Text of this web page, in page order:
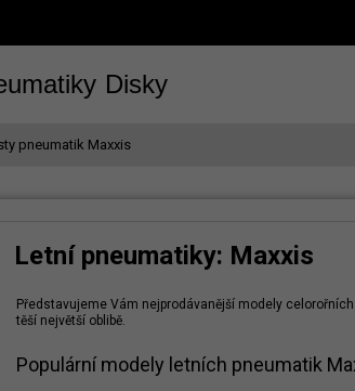
Disky
pneumatik Maxxis
Letní pneumatiky: Maxxis
Představujeme Vám nejprodávanější modely
těší největší oblibě.
Populární modely letních pneumatik